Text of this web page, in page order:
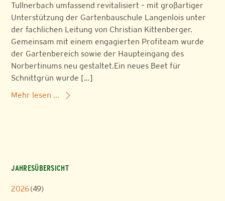
Tullnerbach umfassend revitalisiert – mit großartiger
Unterstützung der Gartenbauschule Langenlois unter
der fachlichen Leitung von Christian Kittenberger.
Gemeinsam mit einem engagierten Profiteam wurde
der Gartenbereich sowie der Haupteingang des
Norbertinums neu gestaltet.Ein neues Beet für
Schnittgrün wurde […]
Mehr lesen ...
JAHRESÜBERSICHT
2026(49)